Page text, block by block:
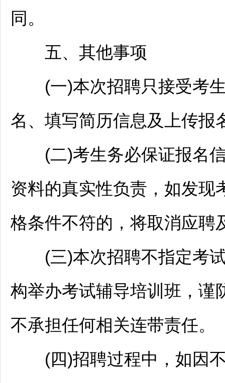
同。
五、其他事项
(一)本次招聘只接受考
名、填写简历信息及上传报
(二)考生务必保证报名信
资料的真实性负责，如发现
格条件不符的，将取消应聘
(三)本次招聘不指定考
构举办考试辅导培训班，谨
不承担任何相关连带责任。
(四)招聘过程中，如因